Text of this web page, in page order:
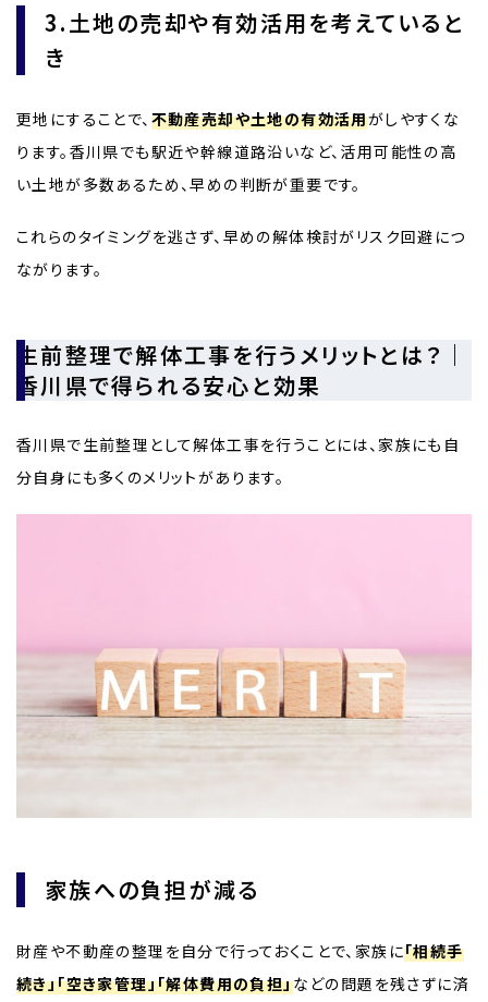
3.土地の売却や有効活用を考えていると
き
更地にすることで、 不動産売却や土地の有効活用がしやすくな
ります。香川県でも駅近や幹線道路沿いなど、活用可能性の高
い土地が多数あるため、早めの判断が重要です。
これらのタイミングを逃さず、早めの解体検討がリスク回避につ
ながります。
生前整理で解体工事を行うメリットとは？｜
香川県で得られる安心と効果
香川県で生前整理として解体工事を行うことには、家族にも自
分自身にも多くのメリットがあります。
家族への負担が減る
財産や不動産の整理を自分で行っておくことで、家族に「相続手
続き」「空き家管理」「解体費用の負担」などの問題を残さずに済